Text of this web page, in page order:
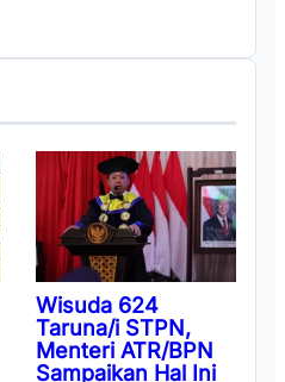
Wisuda 624
Taruna/i STPN,
Menteri ATR/BPN
Sampaikan Hal Ini